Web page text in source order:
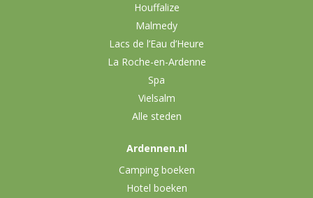
Houffalize
Malmedy
Lacs de l’Eau d’Heure
La Roche-en-Ardenne
Spa
Vielsalm
Alle steden
Ardennen.nl
Camping boeken
Hotel boeken